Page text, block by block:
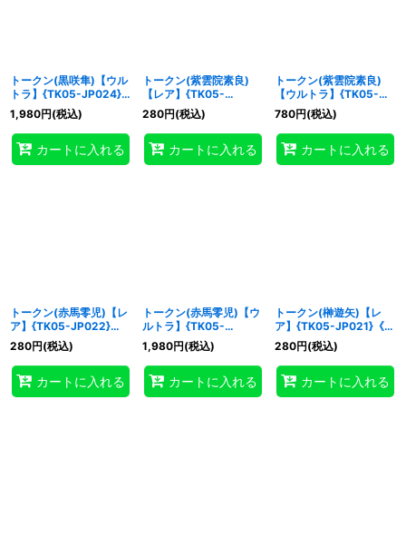
トークン(黒咲隼)【ウル
トラ】{TK05-JP024}
《トークン》
1,980円(税込)
カートに入れる
トークン(紫雲院素良)
【レア】{TK05-
JP023}《トークン》
280円(税込)
カートに入れる
トークン(紫雲院素良)
【ウルトラ】{TK05-
JP023}《トークン》
780円(税込)
カートに入れる
トークン(赤馬零児)【レ
ア】{TK05-JP022}
《トークン》
280円(税込)
カートに入れる
トークン(赤馬零児)【ウ
ルトラ】{TK05-
JP022}《トークン》
1,980円(税込)
カートに入れる
トークン(榊遊矢)【レ
ア】{TK05-JP021}《ト
ークン》
280円(税込)
カートに入れる